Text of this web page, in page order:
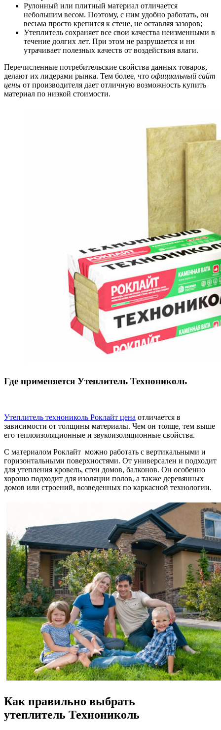
Рулонный или плитный материал отличается
небольшим весом. Поэтому, с ним удобно работать, он
весьма просто крепится к стене, не оставляя зазоров;
Утеплитель сохраняет все свои качества неизменными в
течение долгих лет. При этом не разрушается и нн
утрачивает полезных качеств от воздействия влаги.
Перечисленные потребительские свойства данных товаров,
делают их лидерами рынка. Тем более, что официальный сайт
цены от производителя дает отличную возможность купить
материал по низкой стоимости.
Где применяется Утеплитель Технониколь
Утеплитель технониколь Роклайт цена отличается в
зависимости от толщины материалы. Чем он толще, тем выше
его теплоизоляционные и звукоизоляционные свойства.
С материалом Роклайт можно работать с вертикальными и
горизонтальными поверхностями. От универсален и подходит
для утепления кровель, стен домов, балконов. Он особенно
хорошо подходит для изоляции полов, а также деревянных
домов или строений, возведенных по каркасной технологии.
Как правильно выбрать
утеплитель Технониколь